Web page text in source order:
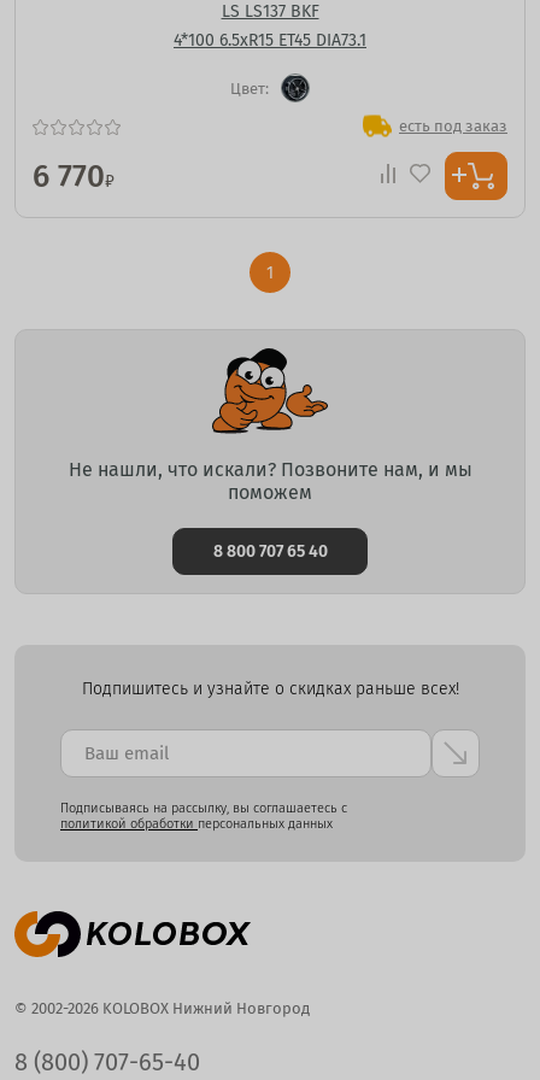
LS LS137 BKF
4*100 6.5xR15 ET45 DIA73.1
Цвет:
есть под заказ
6 770₽
1
Не нашли, что искали? Позвоните нам, и мы
поможем
8 800 707 65 40
Подпишитесь и узнайте о скидках раньше всех!
Подписываясь на рассылку, вы соглашаетесь с
политикой обработки персональных данных
© 2002-2026 KOLOBOX Нижний Новгород
8 (800) 707-65-40